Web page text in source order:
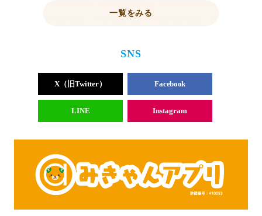
一覧をみる
SNS
X（旧Twitter） Facebook
LINE Instagram